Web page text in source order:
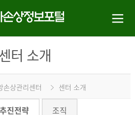
터 소개
손상관리센터 센터 소개
진전략 조직